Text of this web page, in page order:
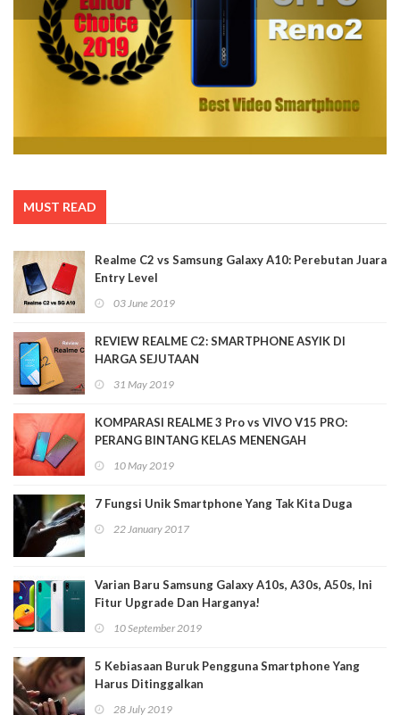
MUST READ
Realme C2 vs Samsung Galaxy A10: Perebutan Juara
Entry Level
03 June 2019
REVIEW REALME C2: SMARTPHONE ASYIK DI
HARGA SEJUTAAN
31 May 2019
KOMPARASI REALME 3 Pro vs VIVO V15 PRO:
PERANG BINTANG KELAS MENENGAH
10 May 2019
7 Fungsi Unik Smartphone Yang Tak Kita Duga
22 January 2017
Varian Baru Samsung Galaxy A10s, A30s, A50s, Ini
Fitur Upgrade Dan Harganya!
10 September 2019
5 Kebiasaan Buruk Pengguna Smartphone Yang
Harus Ditinggalkan
28 July 2019